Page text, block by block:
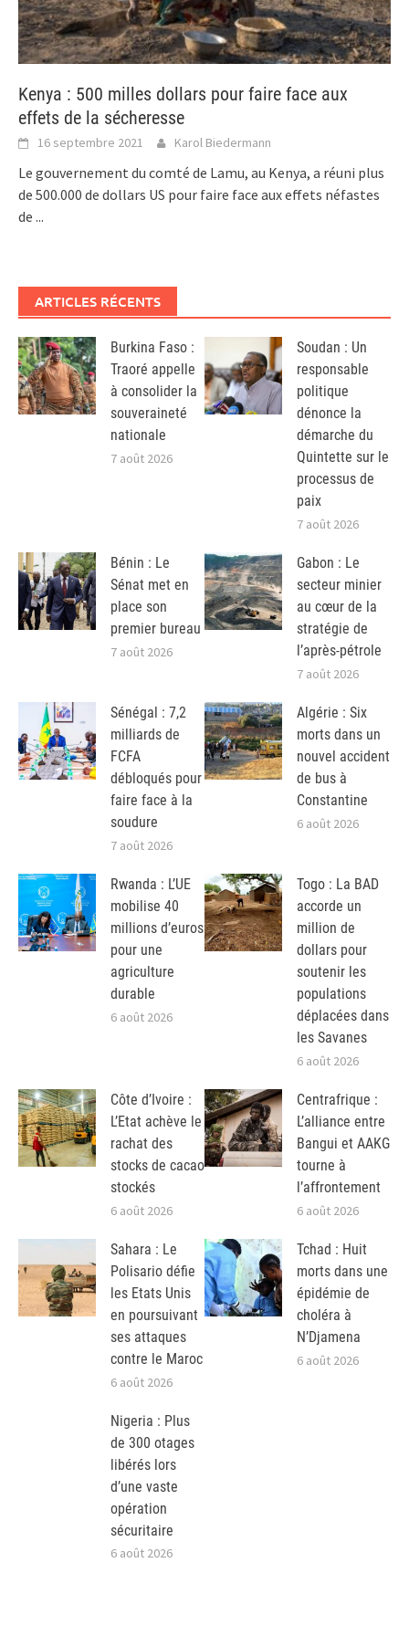
Kenya : 500 milles dollars pour faire face aux
effets de la sécheresse
16 septembre 2021 Karol Biedermann
Le gouvernement du comté de Lamu, au Kenya, a réuni plus
de 500.000 de dollars US pour faire face aux effets néfastes
de ...
ARTICLES RÉCENTS
Burkina Faso :
Traoré appelle
à consolider la
souveraineté
nationale
7 août 2026
Soudan : Un
responsable
politique
dénonce la
démarche du
Quintette sur le
processus de
paix
7 août 2026
Bénin : Le
Sénat met en
place son
premier bureau
7 août 2026
Gabon : Le
secteur minier
au cœur de la
stratégie de
l’après-pétrole
7 août 2026
Sénégal : 7,2
milliards de
FCFA
débloqués pour
faire face à la
soudure
7 août 2026
Algérie : Six
morts dans un
nouvel accident
de bus à
Constantine
6 août 2026
Rwanda : L’UE
mobilise 40
millions d’euros
pour une
agriculture
durable
6 août 2026
Togo : La BAD
accorde un
million de
dollars pour
soutenir les
populations
déplacées dans
les Savanes
6 août 2026
Côte d’Ivoire :
L’Etat achève le
rachat des
stocks de cacao
stockés
6 août 2026
Centrafrique :
L’alliance entre
Bangui et AAKG
tourne à
l’affrontement
6 août 2026
Sahara : Le
Polisario défie
les Etats Unis
en poursuivant
ses attaques
contre le Maroc
6 août 2026
Tchad : Huit
morts dans une
épidémie de
choléra à
N’Djamena
6 août 2026
Nigeria : Plus
de 300 otages
libérés lors
d’une vaste
opération
sécuritaire
6 août 2026